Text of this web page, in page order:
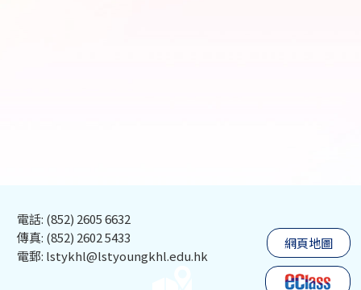
電話: (852) 2605 6632
傳真: (852) 2602 5433
電郵: lstykhl@lstyoungkhl.edu.hk
網頁地圖